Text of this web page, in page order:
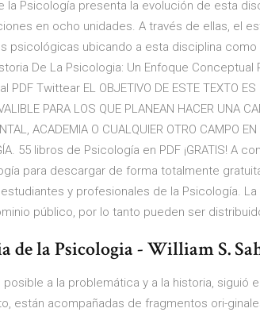
la Psicología presenta la evolución de esta
en ocho unidades. A través de ellas, el
psicológicas ubicando a esta disciplina
De La Psicologia: Un Enfoque Conceptual
PDF Twittear EL OBJETIVO DE ESTE TEXTO ES
PARA LOS QUE PLANEAN HACER UNA
ACADEMIA O CUALQUIER OTRO CAMPO
55 libros de Psicología en PDF ¡GRATIS! A
para descargar de forma totalmente
y profesionales de la Psicología.
público, por lo tanto pueden ser
de la Psicologia - William S.
posible a la problemática y a la historia,
están acompañadas de fragmentos ori-